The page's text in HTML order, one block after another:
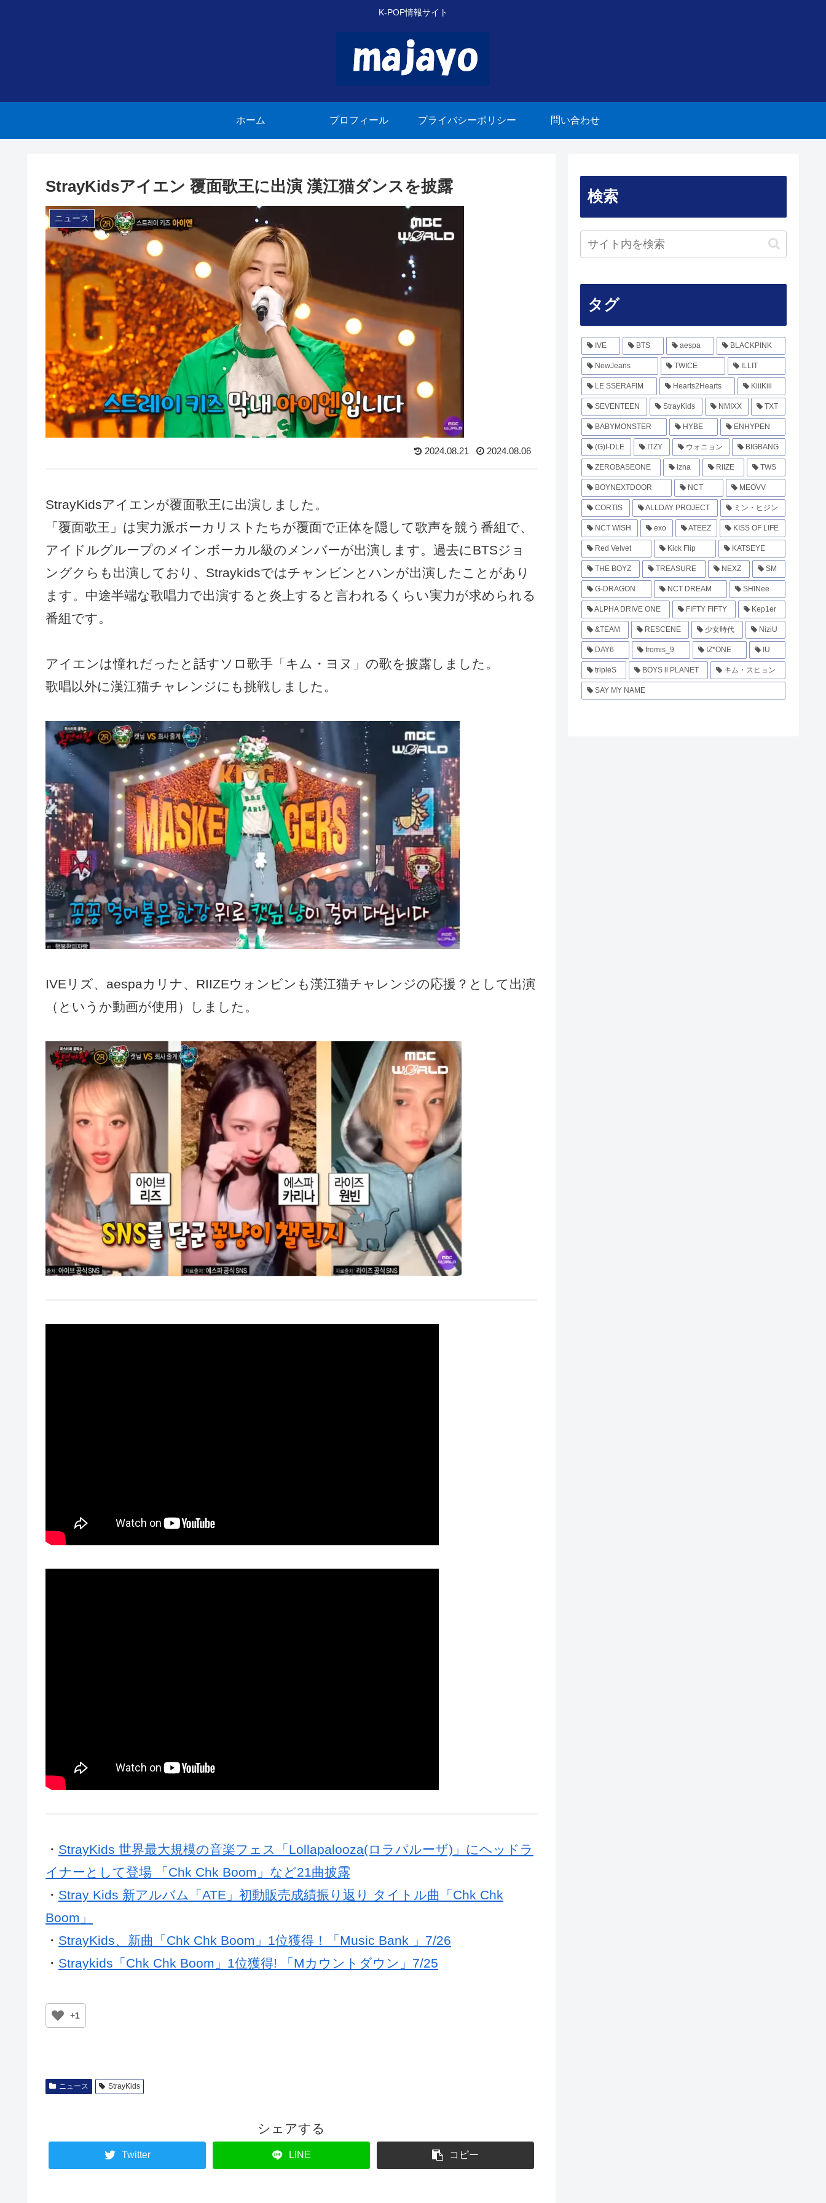
K-POP情報サイト
ホーム プロフィール プライバシーポリシー 問い合わせ
StrayKidsアイエン 覆面歌王に出演 漢江猫ダンスを披露
ニュース
2024.08.21 2024.08.06
StrayKidsアイエンが覆面歌王に出演しました。
「覆面歌王」は実力派ボーカリストたちが覆面で正体を隠して歌声を競う番組で、
アイドルグループのメインボーカル級のメンバーが出演します。過去にBTSジョ
ングクらも出演しており、Straykidsではチャンビンとハンが出演したことがあり
ます。中途半端な歌唱力で出演すると炎上すると言われるくらい実力が求められる
番組です。
アイエンは憧れだったと話すソロ歌手「キム・ヨヌ」の歌を披露しました。
歌唱以外に漢江猫チャレンジにも挑戦しました。
IVEリズ、aespaカリナ、RIIZEウォンビンも漢江猫チャレンジの応援？として出演
（というか動画が使用）しました。
・ StrayKids 世界最大規模の音楽フェス「Lollapalooza(ロラパルーザ)」にヘッドラ
イナーとして登場 「Chk Chk Boom」など21曲披露
・ Stray Kids 新アルバム「ATE」初動販売成績振り返り タイトル曲「Chk Chk
Boom」
・ StrayKids、新曲「Chk Chk Boom」1位獲得！「Music Bank 」7/26
・ Straykids「Chk Chk Boom」1位獲得! 「Mカウントダウン」7/25
+1
ニュース StrayKids
シェアする
Twitter LINE コピー
検索
タグ
IVE BTS aespa BLACKPINK
NewJeans TWICE ILLIT
LE SSERAFIM Hearts2Hearts KiiiKiii
SEVENTEEN StrayKids NMIXX TXT
BABYMONSTER HYBE ENHYPEN
(G)I-DLE ITZY ウォニョン BIGBANG
ZEROBASEONE izna RIIZE TWS
BOYNEXTDOOR NCT MEOVV
CORTIS ALLDAY PROJECT ミン・ヒジン
NCT WISH exo ATEEZ KISS OF LIFE
Red Velvet Kick Flip KATSEYE
THE BOYZ TREASURE NEXZ SM
G-DRAGON NCT DREAM SHINee
ALPHA DRIVE ONE FIFTY FIFTY Kep1er
&TEAM RESCENE 少女時代 NiziU
DAY6 fromis_9 IZ*ONE IU
tripleS BOYS ll PLANET キム・スヒョン
SAY MY NAME